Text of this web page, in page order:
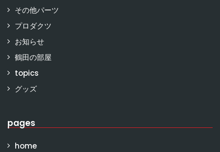
その他パーツ
プロダクツ
お知らせ
鶴田の部屋
topics
グッズ
pages
home